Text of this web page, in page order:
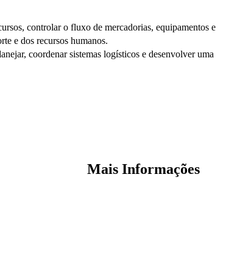
controlar o fluxo de mercadorias, equipamentos e
e dos recursos humanos.
coordenar sistemas logísticos e desenvolver uma
Mais Informações